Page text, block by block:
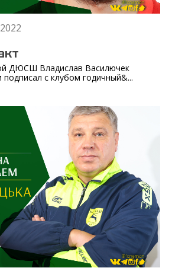
ДЮСШ Владислав Василючек
подписал с клубом годичный&...